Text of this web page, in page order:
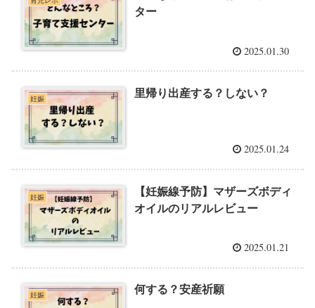
ター
2025.01.30
妊娠 里帰り出産する？しない？
2025.01.24
妊娠
【妊娠線予防】マザーズボディ
オイルのリアルレビュー
2025.01.21
妊娠 何する？安産祈願